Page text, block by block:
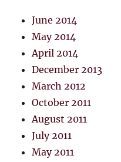
June 2014
May 2014
April 2014
December 2013
March 2012
October 2011
August 2011
July 2011
May 2011